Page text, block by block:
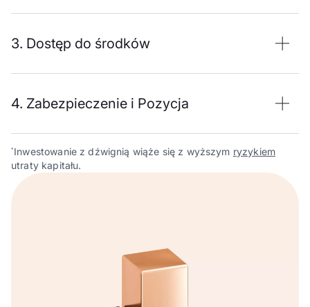
3. Dostęp do środków
4. Zabezpieczenie i Pozycja
* Inwestowanie z dźwignią wiąże się z wyższym ryzykiem
utraty kapitału.